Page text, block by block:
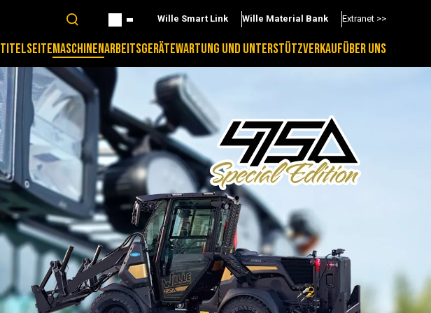
Wille Smart Link Wille Material Bank Extranet >>
TITELSEITEMASCHINENARBEITSGERÄTEWARTUNG UND UNTERSTÜTZVERKAUFÜBER UNS